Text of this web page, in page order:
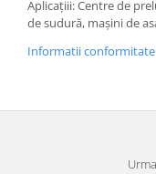
Aplicațiii: Centre de
de sudură, mașini de
Informatii